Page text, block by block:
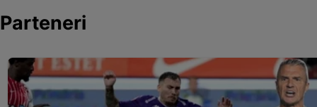
Parteneri